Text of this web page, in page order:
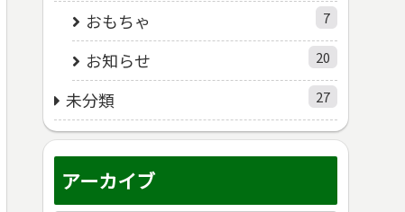
おもちゃ 7
お知らせ 20
未分類 27
アーカイブ